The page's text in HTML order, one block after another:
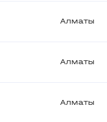
Алматы
Алматы
Алматы